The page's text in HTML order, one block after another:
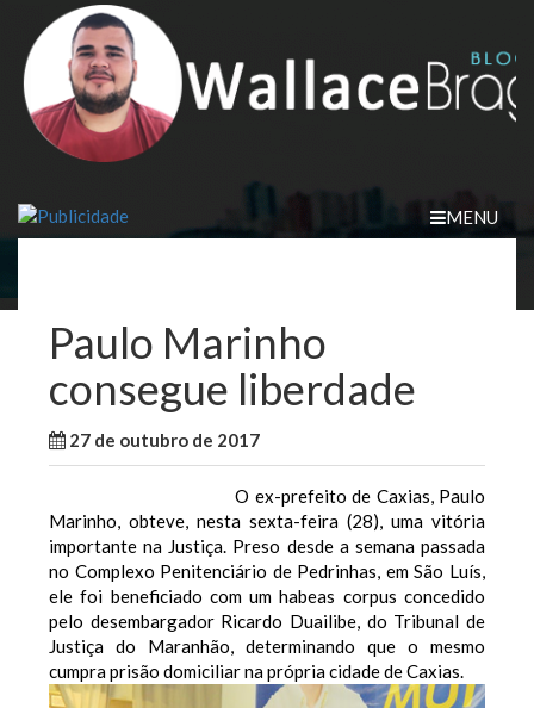
content
MENU
Paulo Marinho
consegue liberdade
27 de outubro de 2017
O ex-prefeito de Caxias, Paulo
Marinho, obteve, nesta sexta-feira (28), uma vitória
importante na Justiça. Preso desde a semana passada
no Complexo Penitenciário de Pedrinhas, em São Luís,
ele foi beneficiado com um habeas corpus concedido
pelo desembargador Ricardo Duailibe, do Tribunal de
Justiça do Maranhão, determinando que o mesmo
cumpra prisão domiciliar na própria cidade de Caxias.